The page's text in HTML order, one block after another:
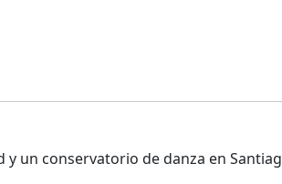
un conservatorio de danza en